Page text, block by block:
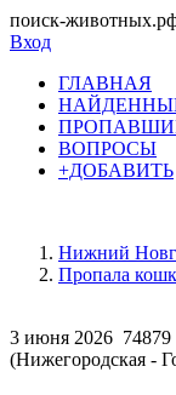
поиск-
Вход
ГЛАВНАЯ
ВОПРОСЫ
+ДОБАВИТЬ
Нижний
Пропала
3 июня 2026 74879
(Нижегородская -